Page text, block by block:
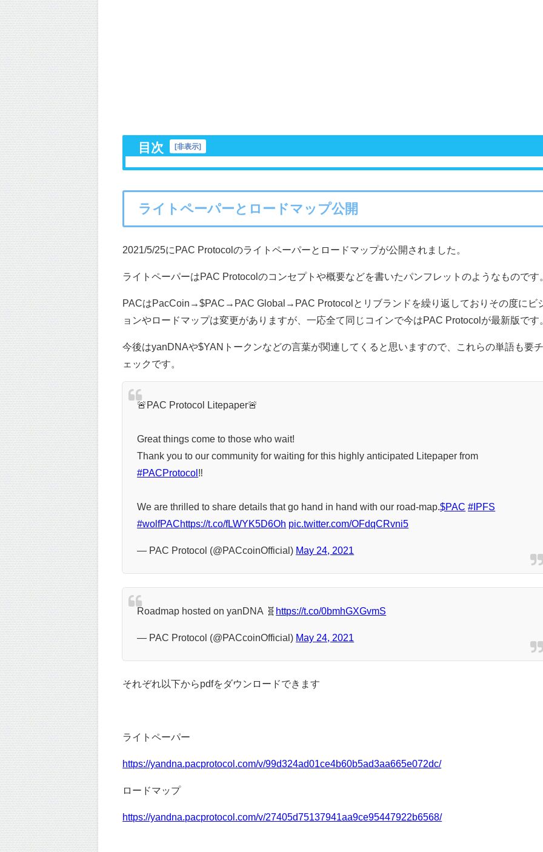
目次 [非表示]
ライトペーパーとロードマップ公開
2021/5/25にPAC Protocolのライトペーパーとロードマップが公開されました。
ライトペーパーはPAC Protocolのコンセプトや概要などを書いたパンフレットのようなものです
PACはPacCoin→$PAC→PAC Global→PAC Protocolとリブランドを繰り返しておりその度にビ
ョンやロードマップは変更がありますが、一応全て同じコインで今はPAC Protocolが最新版です
今後はyanDNAや$YANトークンなどの言葉が関連してくると思いますので、これらの単語も要
ェックです。
🚨PAC Protocol Litepaper🚨
Great things come to those who wait!
Thank you to our community for waiting for this highly anticipated Litepaper from
#PACProtocol ‼️
We are thrilled to share details that go hand in hand with our road-map.$PAC #IPFS
#wolfPAChttps://t.co/fLWYK5D6Oh pic.twitter.com/OFdqCRvni5
— PAC Protocol (@PACcoinOfficial) May 24, 2021
Roadmap hosted on yanDNA 🧬 https://t.co/0bmhGXGvmS
— PAC Protocol (@PACcoinOfficial) May 24, 2021
それぞれ以下からpdfをダウンロードできます
ライトペーパー
https://yandna.pacprotocol.com/v/99d324ad01ce4b60b5ad3aa665e072dc/
ロードマップ
https://yandna.pacprotocol.com/v/27405d75137941aa9ce95447922b6568/